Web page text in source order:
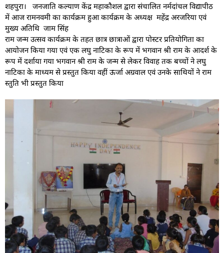
शहपुरा। जनजाति कल्याण केंद्र महाकौशल द्वारा संचालित नर्मदांचल विद्यापीठ
में आज रामनवमी का कार्यक्रम हुआ कार्यक्रम के अध्यक्ष महेंद्र अरजरिया एवं
मुख्य अतिथि जाम सिंह
राम जन्म उत्सव कार्यक्रम के तहत छात्र छात्राओं द्वारा पोस्टर प्रतियोगिता का
आयोजन किया गया एवं एक लघु नाटिका के रूप में भगवान श्री राम के आदर्श के
रूप में दर्शाया गया भगवान श्री राम के जन्म से लेकर विवाह तक बच्चों ने लघु
नाटिका के माध्यम से प्रस्तुत किया वहीं ऊर्जा अग्रवाल एवं उनके साथियों ने राम
स्तुति भी प्रस्तुत किया